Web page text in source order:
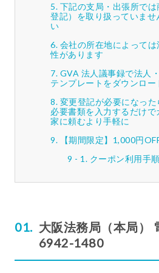
下記の支局・出張所で
登記）を取り扱っていませ
い
会社の所在地によって
性があります
GVA 法人議事録で法人
テンプレートをダウンロー
変更登記が必要になった
必要書類を入力するだけ
家に頼むより手軽に
【期間限定】1,000円
クーポン利用手順
大阪法務局（本局）
6942-1480